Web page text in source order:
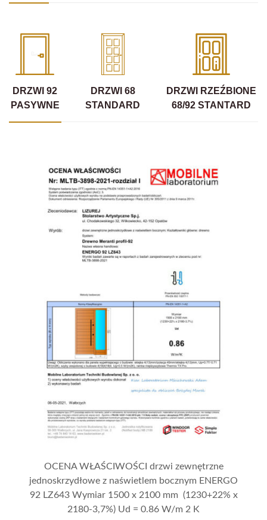
DRZWI 92
PASYWNE
DRZWI 68
STANDARD
DRZWI RZEŹBIONE
68/92 STANTARD
OCENA WŁAŚCIWOŚCI drzwi zewnętrzne
jednoskrzydłowe z naświetlem bocznym ENERGO
92 LZ643 Wymiar 1500 x 2100 mm (1230+22% x
2180-3,7%) Ud = 0.86 W/m 2 K